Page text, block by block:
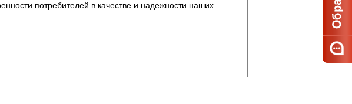
потребителей в качестве и надежности наших